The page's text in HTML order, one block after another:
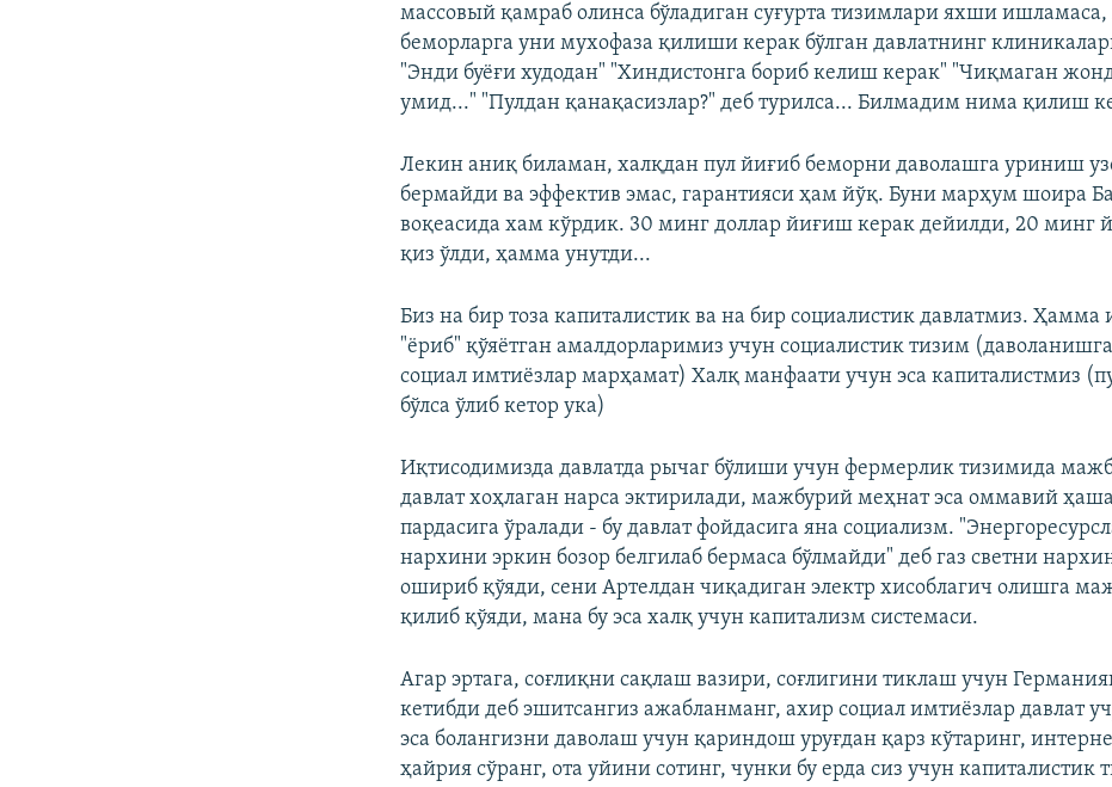
массовый қамраб олинса бўладиган суғурта тизимлари яхши
беморларга уни мухофаза қилиши керак бўлган давлатнинг
"Энди буёғи худодан" "Хиндистонга бориб келиш керак" "Чиқмаган
умид..." "Пулдан қанақасизлар?" деб турилса... Билмадим нима қилиш
Лекин аниқ биламан, халқдан пул йиғиб беморни даволашга уриниш
бермайди ва эффектив эмас, гарантияси ҳам йўқ. Буни марҳум шоира
воқеасида хам кўрдик. 30 минг доллар йиғиш керак дейилди, 20 минг
қиз ўлди, ҳамма унутди...
Биз на бир тоза капиталистик ва на бир социалистик давлатмиз.
"ёриб" қўяётган амалдорларимиз учун социалистик тизим
социал имтиёзлар марҳамат) Халқ манфаати учун эса капиталистмиз
бўлса ўлиб кетор ука)
Иқтисодимизда давлатда рычаг бўлиши учун фермерлик тизимида
давлат хоҳлаган нарса эктирилади, мажбурий меҳнат эса оммавий
пардасига ўралади - бу давлат фойдасига яна социализм.
нархини эркин бозор белгилаб бермаса бўлмайди" деб газ светни
ошириб қўяди, сени Артелдан чиқадиган электр хисоблагич олишга
қилиб қўяди, мана бу эса халқ учун капитализм системаси.
Агар эртага, соғлиқни сақлаш вазири, соғлигини тиклаш учун
кетибди деб эшитсангиз ажабланманг, ахир социал имтиёзлар давлат
эса болангизни даволаш учун қариндош уруғдан қарз кўтаринг,
ҳайрия сўранг, ота уйини сотинг, чунки бу ерда сиз учун капиталистик